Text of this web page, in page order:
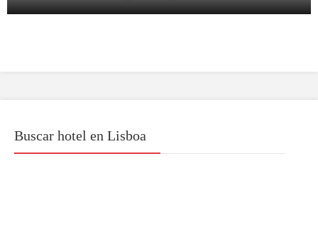
Buscar hotel en Lisboa